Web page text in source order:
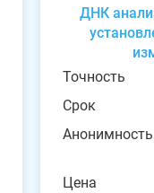
ДНК
Точность
Срок
Анонимность
Цена